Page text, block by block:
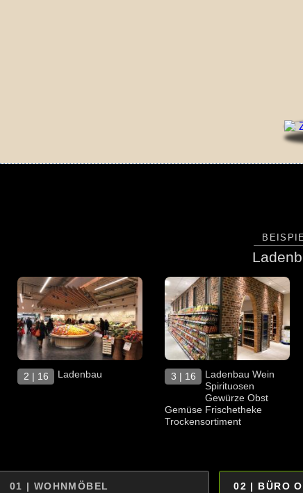
2 | 16 Ladenbau 3 | 16
Ladenbau Wein
Spirituosen
Gewürze Obst
Gemüse Frischetheke
Trockensortiment
01 | WOHNMÖBEL 02 | BÜRO